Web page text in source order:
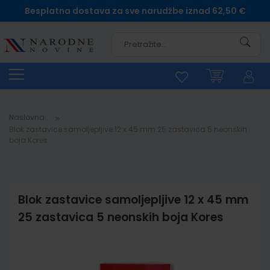
Besplatna dostava za sve narudžbe iznad 62,50 €
Naslovna
Blok zastavice samoljepljive 12 x 45 mm
25 zastavica 5 neonskih boja Kores